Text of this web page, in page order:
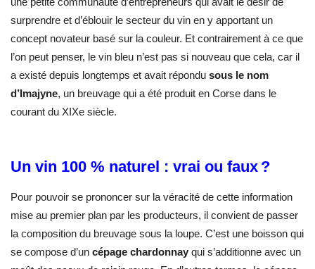
surprendre et d’éblouir le secteur du vin en y apportant un
concept novateur basé sur la couleur. Et contrairement à ce que
l’on peut penser, le vin bleu n’est pas si nouveau que cela, car il
a existé depuis longtemps et avait répondu sous le nom
d’Imajyne, un breuvage qui a été produit en Corse dans le
courant du XIXe siècle.
Un vin 100 % naturel : vrai ou faux ?
Pour pouvoir se prononcer sur la véracité de cette information
mise au premier plan par les producteurs, il convient de passer
la composition du breuvage sous la loupe. C’est une boisson qui
se compose d’un cépage chardonnay qui s’additionne avec un